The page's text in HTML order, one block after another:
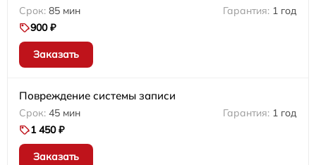
85 мин
1 год
900 ₽
Заказать
Повреждение системы записи
45 мин
1 год
1 450 ₽
Заказать